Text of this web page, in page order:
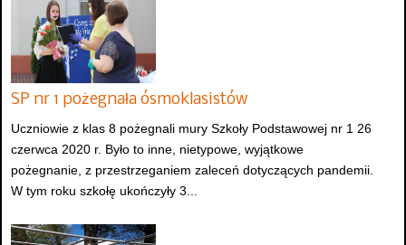
SP nr 1 pożegnała ósmoklasistów
Uczniowie z klas 8 pożegnali mury Szkoły Podstawowej nr 1 26
czerwca 2020 r. Było to inne, nietypowe, wyjątkowe
pożegnanie, z przestrzeganiem zaleceń dotyczących pandemii.
W tym roku szkołę ukończyły 3...